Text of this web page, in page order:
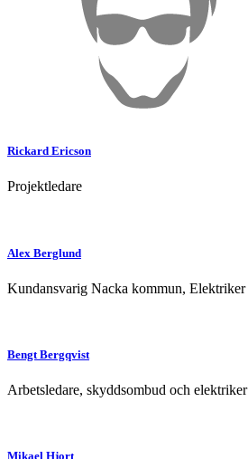
Rickard Ericson
Projektledare
Alex Berglund
Kundansvarig Nacka kommun, Elektriker
Bengt Bergqvist
Arbetsledare, skyddsombud och elektriker
Mikael Hjort